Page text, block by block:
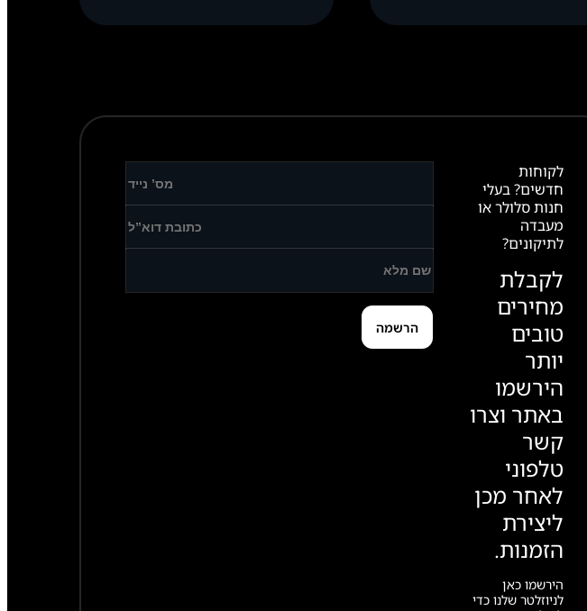
לקוחות
חדשים? בעלי
חנות סלולר או
מעבדה
לתיקונים?
לקבלת
מחירים
טובים
יותר
הירשמו
באתר וצרו
קשר
טלפוני
לאחר מכן
ליצירת
הזמנות.
הירשמו כאן
לניוזלטר שלנו כדי